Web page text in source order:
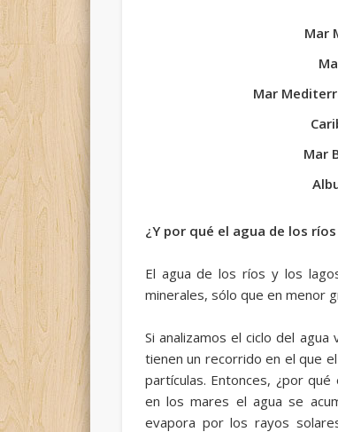
Mar
Mar
Mar
¿Y por qué el agua de los
El agua de los ríos y los
minerales, sólo que en menor
Si analizamos el ciclo del
tienen un recorrido en el que
partículas. Entonces, ¿por
en los mares el agua se
evapora por los rayos